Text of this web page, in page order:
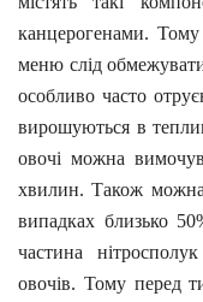
канцерогенами.
меню слід
особливо часто
вирошуються в
овочі можна
хвилин. Також
випадках близько
частина
овочів. Тому перед